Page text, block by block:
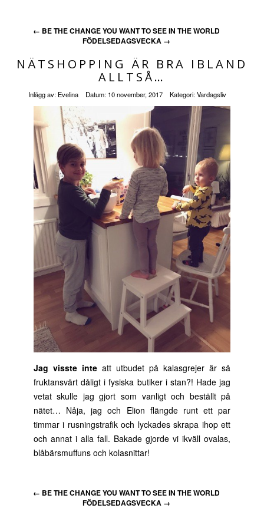
← BE THE CHANGE YOU WANT TO SEE IN THE WORLD
FÖDELSEDAGSVECKA →
NÄTSHOPPING ÄR BRA IBLAND
ALLTSÅ…
Inlägg av: Evelina Datum: 10 november, 2017 Kategori:Vardagsliv
Jag visste inteatt utbudet på kalasgrejer är så
fruktansvärt dåligt i fysiska butiker i stan?! Hade jag
vetat skulle jag gjort som vanligt och beställt på
nätet… Nåja, jag och Elion flängde runt ett par
timmar i rusningstrafik och lyckades skrapa ihop ett
och annat i alla fall. Bakade gjorde vi ikväll ovalas,
blåbärsmuffuns och kolasnittar!
← BE THE CHANGE YOU WANT TO SEE IN THE WORLD
FÖDELSEDAGSVECKA →